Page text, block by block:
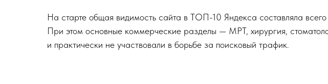
На старте общая видимость сайта в ТОП-10 Яндекса составляла всего
При этом основные коммерческие разделы — МРТ, хирургия,
и практически не участвовали в борьбе за поисковый трафик.